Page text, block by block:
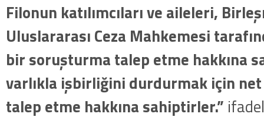
Filonun katılımcıları ve aileleri,
Uluslararası Ceza Mahkemesi
bir soruşturma talep etme hakkına
varlıkla işbirliğini durdurmak için
talep etme hakkına sahiptirler.”